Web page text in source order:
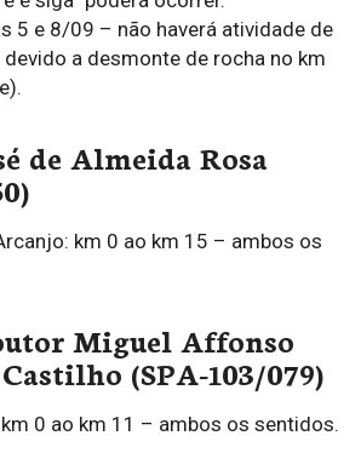
5 e 8/09 – não haverá atividade de
devido a desmonte de rocha no km
de Almeida Rosa
km 0 ao km 15 – ambos os
Miguel Affonso
(SPA-103/079)
0 ao km 11 – ambos os sentidos.